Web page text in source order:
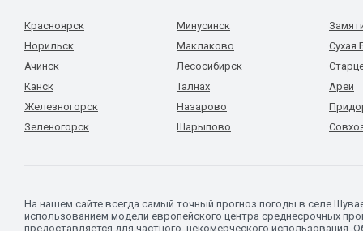
Красноярск
Норильск
Ачинск
Канск
Железногорск
Зеленогорск
Минусинск
Маклаково
Лесосибирск
Талнах
Назарово
Шарыпово
Сухая
Арей
На нашем сайте всегда самый точный прогноз погоды в селе
использованием модели европейского центра среднесрочных
предоставляется для частного, некомерческого использования.